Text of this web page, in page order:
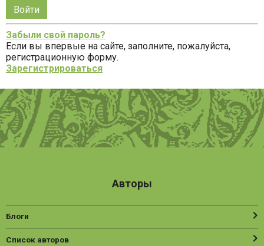
рубрики
Запомнить
меня
на
этом
компьютере
Забыли свой пароль?
Если вы впервые на сайте, заполните, пожалуйста,
регистрационную форму.
Зарегистрироваться
Авторы
Блоги
Список авторов